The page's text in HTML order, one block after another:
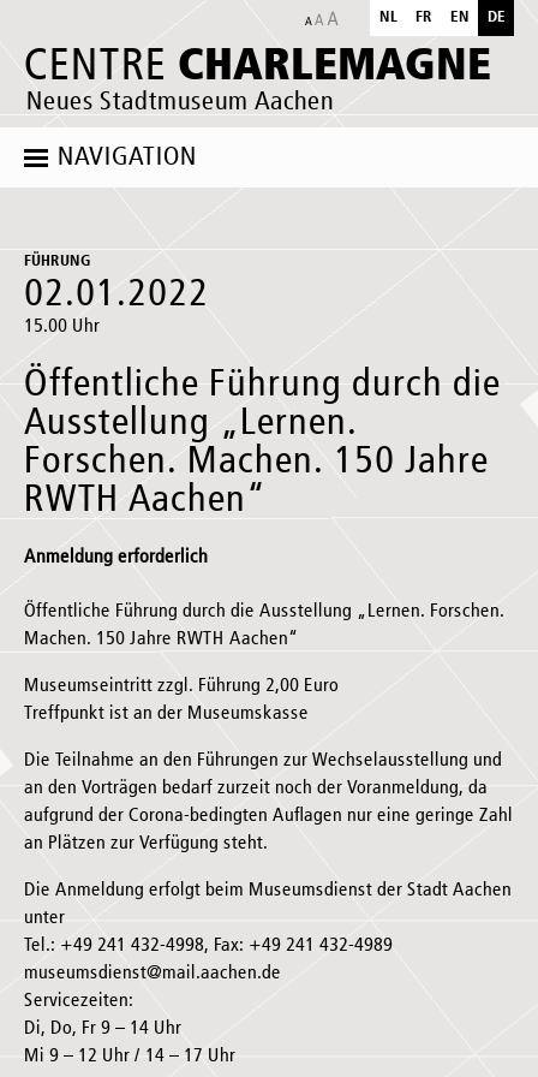
CENTRE CHARLEMAGNE
Neues Stadtmuseum Aachen
NL FR EN DE
NAVIGATION
FÜHRUNG
02.01.2022
15.00 Uhr
Öffentliche Führung durch die
Ausstellung „Lernen.
Forschen. Machen. 150 Jahre
RWTH Aachen“
Anmeldung erforderlich
Öffentliche Führung durch die Ausstellung „Lernen. Forschen.
Machen. 150 Jahre RWTH Aachen“
Museumseintritt zzgl. Führung 2,00 Euro
Treffpunkt ist an der Museumskasse
Die Teilnahme an den Führungen zur Wechselausstellung und
an den Vorträgen bedarf zurzeit noch der Voranmeldung, da
aufgrund der Corona-bedingten Auflagen nur eine geringe Zahl
an Plätzen zur Verfügung steht.
Die Anmeldung erfolgt beim Museumsdienst der Stadt Aachen
unter
Tel.: +49 241 432-4998, Fax: +49 241 432-4989
museumsdienst@mail.aachen.de
Servicezeiten:
Di, Do, Fr 9 – 14 Uhr
Mi 9 – 12 Uhr / 14 – 17 Uhr